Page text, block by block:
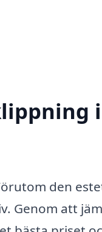
i
den
Genom att